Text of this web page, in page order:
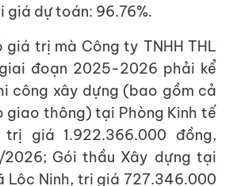
giá dự toán: 96.76%.
trị mà Công ty TNHH THL
đoạn 2025-2026 phải kể
công xây dựng (bao gồm cả
giao thông) tại Phòng Kinh tế
giá 1.922.366.000 đồng,
Gói thầu Xây dựng tại
Lộc Ninh, trị giá 727.346.000